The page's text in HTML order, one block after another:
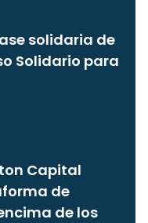
solidaria de
Solidario para
Capital
de
de los